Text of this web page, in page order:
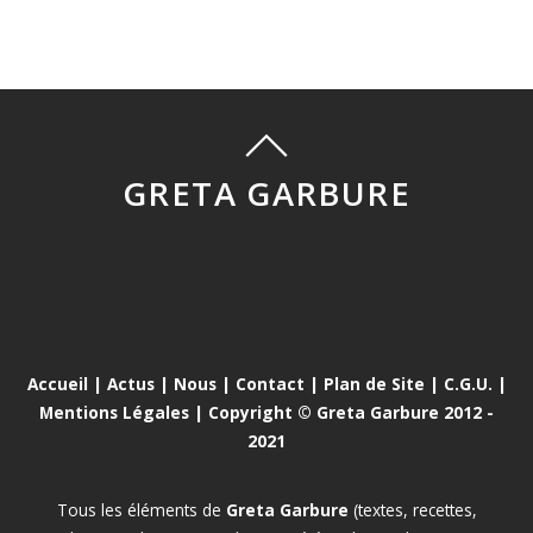
GRETA GARBURE
Accueil | Actus| Nous| Contact | Plan de Site | C.G.U. |
Mentions Légales | Copyright © Greta Garbure 2012 -
2021
Tous les éléments de Greta Garbure (textes, recettes,